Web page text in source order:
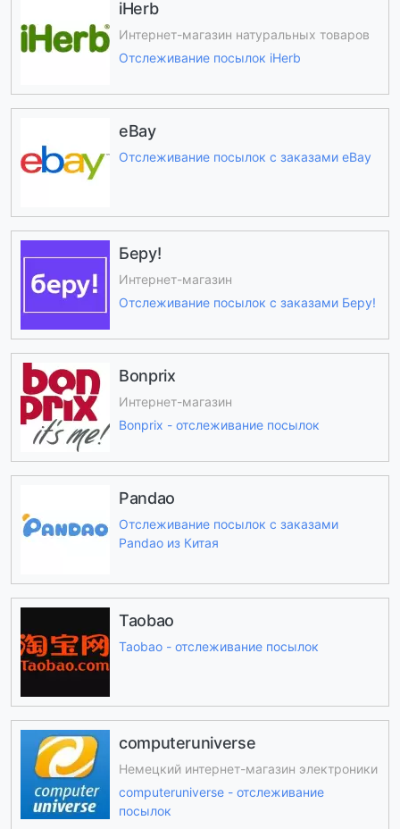
iHerb
Интернет-магазин натуральных товаров
Отслеживание посылок iHerb
eBay
Отслеживание посылок с заказами eBay
Беру!
Интернет-магазин
Отслеживание посылок с заказами Беру!
Bonprix
Интернет-магазин
Bonprix - отслеживание посылок
Pandao
Отслеживание посылок с заказами
Pandao из Китая
Taobao
Taobao - отслеживание посылок
computeruniverse
Немецкий интернет-магазин электроники
computeruniverse - отслеживание
посылок